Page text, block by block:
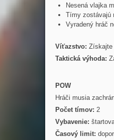
Nesená vlajka
Tímy zostávajú
Vyradený hráč
Víťazstvo: Získajte
Taktická výhoda:
POW
Hráči musia
Počet tímov: 2
Vybavenie:
Časový limit: